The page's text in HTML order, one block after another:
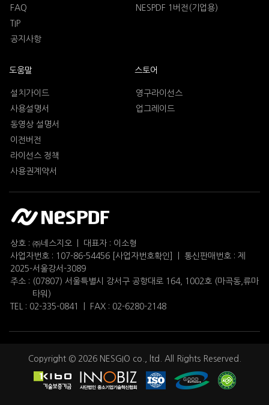
FAQ
TIP
공지사항
NESPDF 1버전(기업용)
도움말
설치가이드
사용설명서
동영상 설명서
이전버전
라이선스 정책
사용권계약서
스토어
영구라이선스
업그레이드
상호 : ㈜네스지오 | 대표자 : 이소형
사업자번호 : 107-86-54456
[사업자번호확인]
| 통신판매번호 : 제
2025-서울강서-3089
주소 : (07807) 서울특별시 강서구 공항대로 164, 1002호 (마곡동,류마
타워)
TEL : 02-335-0841 | FAX : 02-6280-2148
Copyright © 2026 NESGIO co., ltd. All Rights Reserved.